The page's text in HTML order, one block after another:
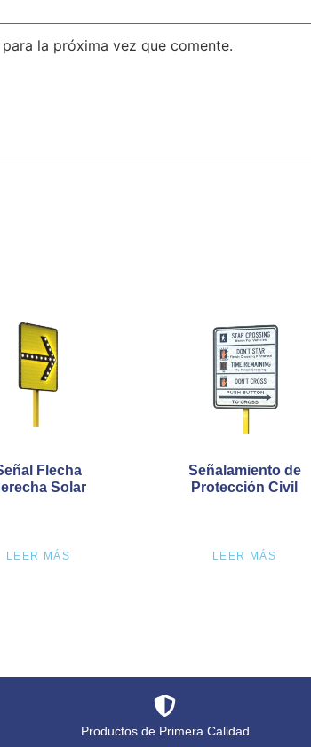
la próxima vez que comente.
Flecha
Solar
LEER MÁS
Señalamiento de
Protección Civil
LEER MÁS
Productos de Primera Calidad